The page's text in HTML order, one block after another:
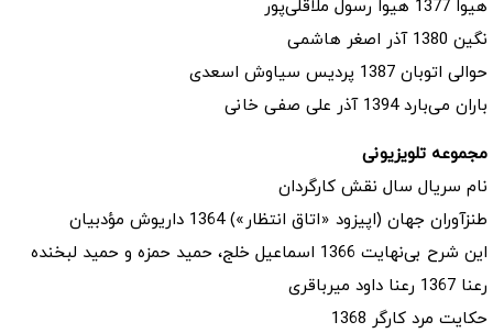
هیوا 1377 هیوا رسول ملاقلی‌پور
نگین 1380 آذر اصغر هاشمی
حوالی اتوبان 1387 پردیس سیاوش اسعدی
باران می‌بارد 1394 آذر علی صفی خانی
مجموعه تلویزیونی
نام سریال سال نقش کارگردان
طنزآوران جهان (اپیزود «اتاق انتظار») 1364 داریوش مؤدبیان
این شرح بی‌نهایت 1366 اسماعیل خلج، حمید حمزه و حمید لبخنده
رعنا 1367 رعنا داود میرباقری
حکایت مرد کارگر 1368